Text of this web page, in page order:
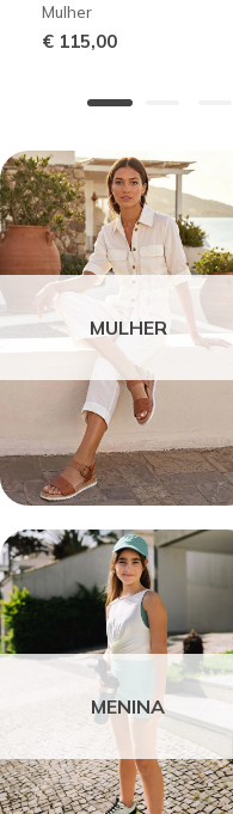
Mulher
€ 115,00
MULHER
MENINA